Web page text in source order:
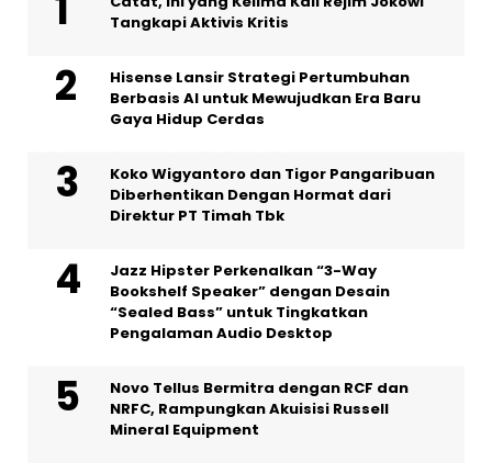
Tangkapi Aktivis Kritis
Hisense Lansir Strategi Pertumbuhan
Berbasis AI untuk Mewujudkan Era Baru
Gaya Hidup Cerdas
Koko Wigyantoro dan Tigor Pangaribuan
Diberhentikan Dengan Hormat dari
Direktur PT Timah Tbk
Jazz Hipster Perkenalkan “3-Way
Bookshelf Speaker” dengan Desain
“Sealed Bass” untuk Tingkatkan
Pengalaman Audio Desktop
Novo Tellus Bermitra dengan RCF dan
NRFC, Rampungkan Akuisisi Russell
Mineral Equipment